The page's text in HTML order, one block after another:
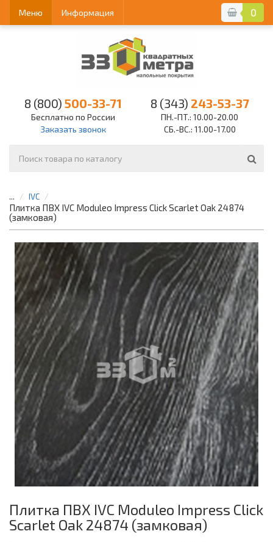
0
Меню Информация
8 (800) 500-33-71
Бесплатно по России
Заказать звонок
8 (343) 243-53-37
ПН.-ПТ.: 10.00-20.00
СБ.-ВС.: 11.00-17.00
... IVC
Плитка ПВХ IVC Moduleo Impress Click Scarlet Oak 24874
(замковая)
Плитка ПВХ IVC Moduleo Impress Click
Scarlet Oak 24874 (замковая)